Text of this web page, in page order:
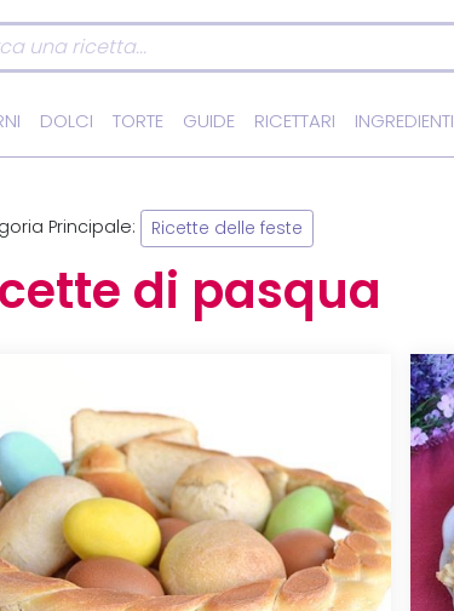
DOLCI TORTE GUIDE RICETTARI INGREDIENTI
Principale: Ricette delle feste
di pasqua